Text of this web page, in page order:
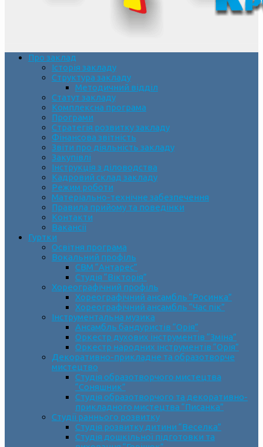
Про заклад
Історія закладу
Структура закладу
Методичний відділ
Статут закладу
Комплексна програма
Програми
Стратегія розвитку закладу
Фінансова звітність
Звіти про діяльність закладу
Закупівлі
Інструкція з діловодства
Кадровий склад закладу
Режим роботи
Матеріально-технічне забезпечення
Правила прийому та поведінки
Контакти
Вакансії
Гуртки
Освітня програма
Вокальний профіль
СВМ “Антарес”
Студія “Вікторія”
Хореографічний профіль
Хореографічний ансамбль “Росинка”
Хореографічний ансамбль “Час пік”
Інструментальна музика
Ансамбль бандуристів “Орія”
Оркестр духових інструментів “Зміна”
Оркестр народних інструментів “Орія”
Декоративно-прикладне та образотворче
мистецтво
Cтудія образотворчого мистецтва
“Соняшник”
Студія образотворчого та декоративно-
прикладного мистецтва “Писанка”
Студії раннього розвитку
Студія розвитку дитини “Веселка”
Студія дошкільної підготовки та